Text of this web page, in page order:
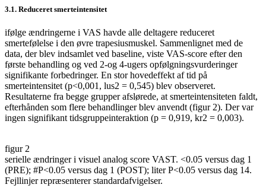
3.1. Reduceret smerteintensitet
ifølge ændringerne i VAS havde alle deltagere reduceret
smertefølelse i den øvre trapesiusmuskel. Sammenlignet med de
data, der blev indsamlet ved baseline, viste VAS-score efter den
første behandling og ved 2-og 4-ugers opfølgningsvurderinger
signifikante forbedringer. En stor hovedeffekt af tid på
smerteintensitet (p<0,001, lus2 = 0,545) blev observeret.
Resultaterne fra begge grupper afslørede, at smerteintensiteten faldt,
efterhånden som flere behandlinger blev anvendt (figur 2). Der var
ingen signifikant tidsgruppeinteraktion (p = 0,919, kr2 = 0,003).
figur 2
serielle ændringer i visuel analog score VAST. <0.05 versus dag 1
(PRE); #P<0.05 versus dag 1 (POST); liter P<0.05 versus dag 14.
Fejllinjer repræsenterer standardafvigelser.